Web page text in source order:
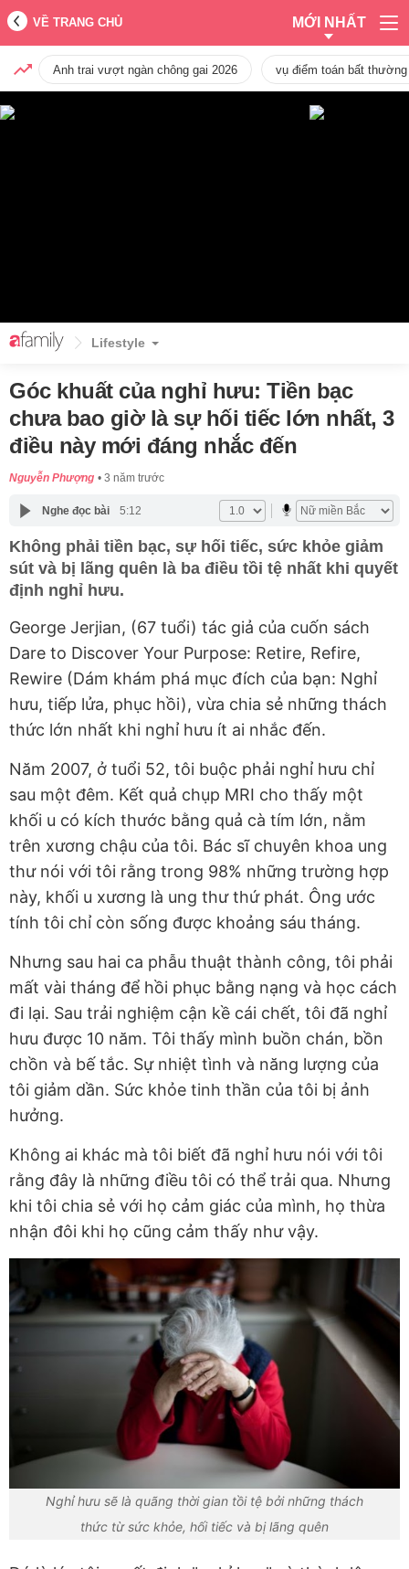
VỀ TRANG CHỦ MỚI NHẤT
Anh trai vượt ngàn chông gai 2026 vụ điểm toán bất
Lifestyle
Góc khuất của nghỉ hưu: Tiền bạc
chưa bao giờ là sự hối tiếc lớn nhất, 3
điều này mới đáng nhắc đến
Nguyễn Phượng 3 năm trước
Nghe đọc bài 5:12
Không phải tiền bạc, sự hối tiếc, sức khỏe giảm
sút và bị lãng quên là ba điều tồi tệ nhất khi quyết
định nghỉ hưu.
George Jerjian, (67 tuổi) tác giả của cuốn sách
Dare to Discover Your Purpose: Retire, Refire,
Rewire (Dám khám phá mục đích của bạn: Nghỉ
hưu, tiếp lửa, phục hồi), vừa chia sẻ những thách
thức lớn nhất khi nghỉ hưu ít ai nhắc đến.
Năm 2007, ở tuổi 52, tôi buộc phải nghỉ hưu chỉ
sau một đêm. Kết quả chụp MRI cho thấy một
khối u có kích thước bằng quả cà tím lớn, nằm
trên xương chậu của tôi. Bác sĩ chuyên khoa ung
thư nói với tôi rằng trong 98% những trường hợp
này, khối u xương là ung thư thứ phát. Ông ước
tính tôi chỉ còn sống được khoảng sáu tháng.
Nhưng sau hai ca phẫu thuật thành công, tôi phải
mất vài tháng để hồi phục bằng nạng và học cách
đi lại. Sau trải nghiệm cận kề cái chết, tôi đã nghỉ
hưu được 10 năm. Tôi thấy mình buồn chán, bồn
chồn và bế tắc. Sự nhiệt tình và năng lượng của
tôi giảm dần. Sức khỏe tinh thần của tôi bị ảnh
hưởng.
Không ai khác mà tôi biết đã nghỉ hưu nói với tôi
rằng đây là những điều tôi có thể trải qua. Nhưng
khi tôi chia sẻ với họ cảm giác của mình, họ thừa
nhận đôi khi họ cũng cảm thấy như vậy.
Nghỉ hưu sẽ là quãng thời gian tồi tệ bởi những thách
thức từ sức khỏe, hối tiếc và bị lãng quên